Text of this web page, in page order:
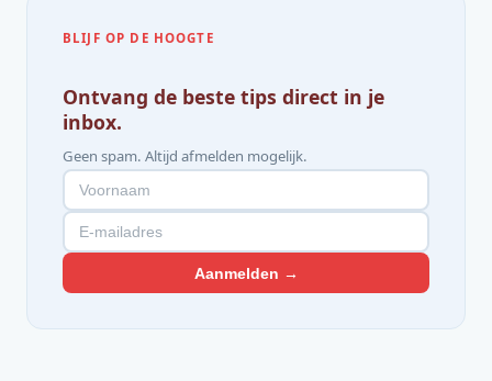
BLIJF OP DE HOOGTE
Ontvang de beste tips direct in je
inbox.
Geen spam. Altijd afmelden mogelijk.
Aanmelden →